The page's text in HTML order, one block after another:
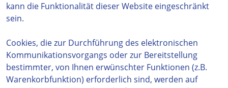
kann die Funktionalität dieser Website eingeschränkt
sein.
Cookies, die zur Durchführung des elektronischen
Kommunikationsvorgangs oder zur Bereitstellung
bestimmter, von Ihnen erwünschter Funktionen (z.B.
Warenkorbfunktion) erforderlich sind, werden auf